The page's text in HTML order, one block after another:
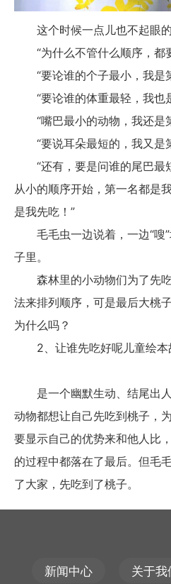
这个时候一点儿也不起眼的
“为什么不管什么顺序，都
“要论谁的个子最小，我是
“要论谁的体重最轻，我也
“嘴巴最小的动物，我还是
“要说耳朵最短的，我又是
“还有，要是问谁的尾巴最
从小的顺序开始，第一名都是
是我先吃！”
毛毛虫一边说着，一边“嗖”
子里。
森林里的小动物们为了先吃
法来排列顺序，可是最后大桃
为什么吗？
2、让谁先吃好呢儿童绘本
是一个幽默生动、结尾出人
动物都想让自己先吃到桃子，
要显示自己的优势来和他人比
的过程中都落在了最后。但毛
了大家，先吃到了桃子。
新闻中心 关于我